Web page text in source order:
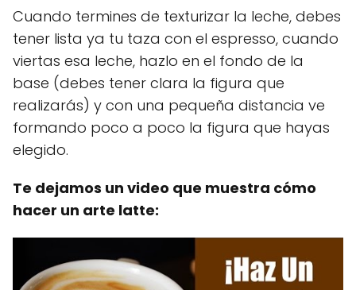
Cuando termines de texturizar la leche, debes
tener lista ya tu taza con el espresso, cuando
viertas esa leche, hazlo en el fondo de la
base (debes tener clara la figura que
realizarás) y con una pequeña distancia ve
formando poco a poco la figura que hayas
elegido.
Te dejamos un video que muestra cómo
hacer un arte latte: